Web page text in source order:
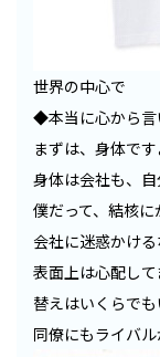
世界の中心で
◆本当に心から言
まずは、身体です
身体は会社も、自
僕だって、結核に
会社に迷惑かける
表面上は心配して
替えはいくらでも
同僚にもライバ